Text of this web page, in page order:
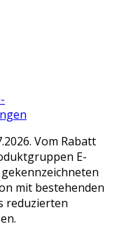
Vom Rabatt
E-
mit bestehenden
reduzierten